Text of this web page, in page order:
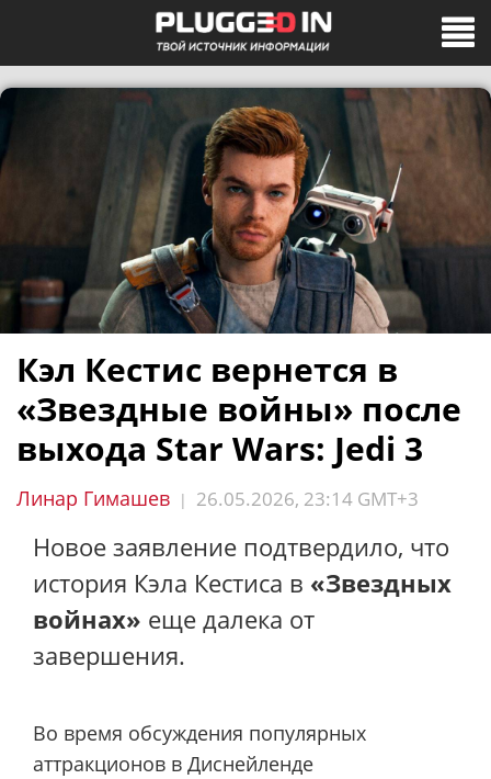
Кэл Кестис вернется в
«Звездные войны» после
выхода Star Wars: Jedi 3
Линар Гимашев | 26.05.2026, 23:14 GMT+3
Новое заявление подтвердило, что
история Кэла Кестиса в «Звездных
войнах» еще далека от
завершения.
Во время обсуждения популярных
аттракционов в Диснейленде